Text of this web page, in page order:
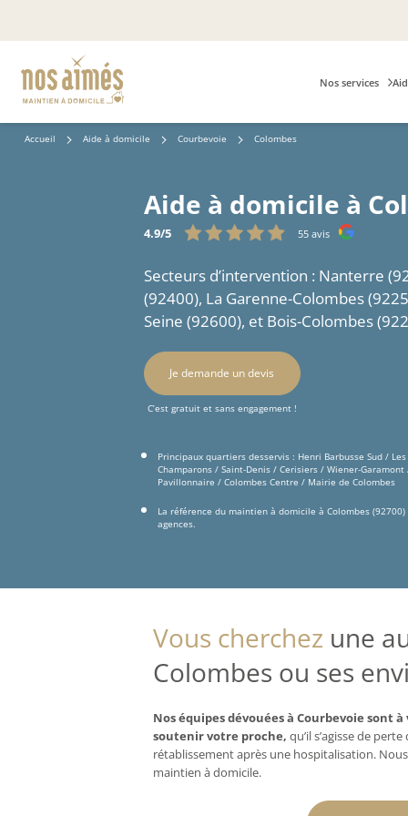
Nos services
Accueil Aide à domicile Courbevoie Colombes
Aide à domicile à
4.9/5 55 avis
Secteurs d’intervention : Nanterre
(92400), La Garenne-Colombes
Seine (92600), et Bois-Colombes
Je demande un devis
C’est gratuit et sans engagement !
Principaux quartiers desservis : Henri Barbusse Sud /
Champarons / Saint-Denis / Cerisiers / Wiener-
Pavillonnaire / Colombes Centre / Mairie de Colombes
La référence du maintien à domicile à Colombes
agences.
Vous cherchez une
Colombes ou ses
Nos équipes dévouées à Courbevoie sont
soutenir votre proche, qu’il s’agisse de
rétablissement après une hospitalisation.
maintien à domicile.